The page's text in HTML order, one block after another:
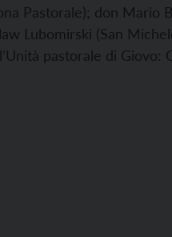
Pastorale); don Mario
Lubomirski (San
pastorale di Giovo: